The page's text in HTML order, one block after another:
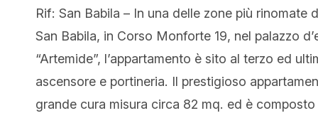
Rif: San Babila – In una delle zone più
San Babila, in Corso Monforte 19, nel palazzo
“Artemide”, l’appartamento è sito al terzo ed
ascensore e portineria. Il prestigioso
grande cura misura circa 82 mq. ed è